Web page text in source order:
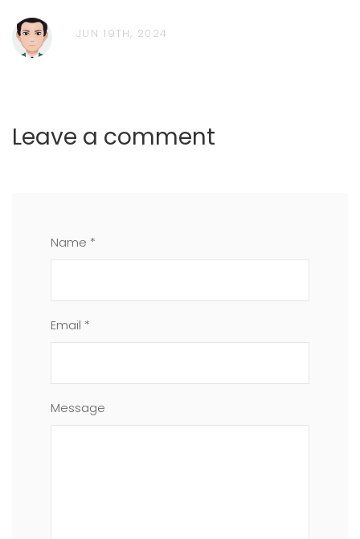
JUN 19TH, 2024
Leave a comment
Name *
Email *
Message